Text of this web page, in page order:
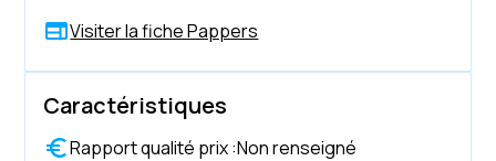
Visiter la fiche Pappers
Caractéristiques
Rapport qualité prix :Non renseigné